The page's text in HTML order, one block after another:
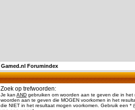
Gamed.nl Forumindex
Zoek op trefwoorden:
Je kan AND gebruiken om woorden aan te geven die in het
woorden aan te geven die MOGEN voorkomen in het
die NIET in het resultaat mogen voorkomen. Gebruik een *